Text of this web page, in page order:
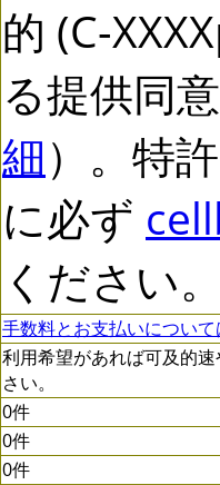
的 (C-
る提供同
細）。特
に必ず
ください
手数料とお支払いについ
利用希望があれば可及的
さい。
0件
0件
0件